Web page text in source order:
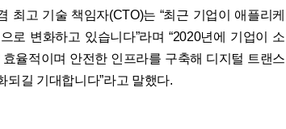
최고 기술 책임자(CTO)는 “최근 기업이 애플리케
로 변화하고 있습니다”라며 “2020년에 기업이 소
율적이며 안전한 인프라를 구축해 디지털 트랜스
되길 기대합니다”라고 말했다.